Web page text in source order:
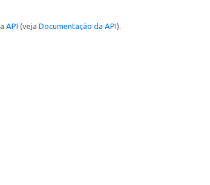
API (veja Documentação da API).